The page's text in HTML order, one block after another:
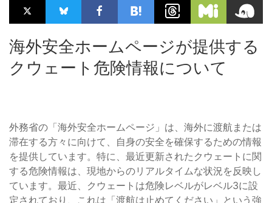
海外安全ホームページが提供する
クウェート危険情報について
外務省の「海外安全ホームページ」は、海外に渡航または
滞在する方々に向けて、自身の安全を確保するための情報
を提供しています。特に、最近更新されたクウェートに関
する危険情報は、現地からのリアルタイムな状況を反映し
ています。最近、クウェートは危険レベルがレベル3に設
定されており、これは「渡航は止めてください」という強